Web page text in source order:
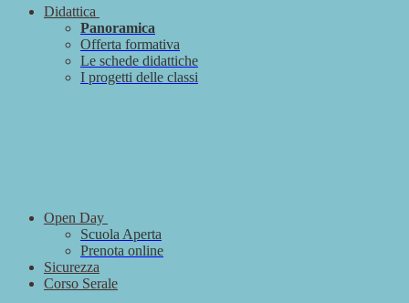
Didattica
Panoramica
Offerta formativa
Le schede didattiche
I progetti delle classi
Open Day
Scuola Aperta
Prenota online
Sicurezza
Corso Serale